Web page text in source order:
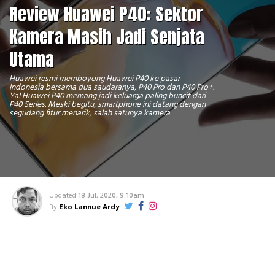
Review Huawei P40: Sektor
Kamera Masih Jadi Senjata
Utama
Huawei resmi memboyong Huawei P40 ke pasar
Indonesia bersama dua saudaranya, P40 Pro dan P40 Pro+.
Ya! Huawei P40 memang jadi keluarga paling buncit dari
P40 Series. Meski begitu, smartphone ini datang dengan
segudang fitur menarik, salah satunya kamera.
Updated 18 Jul, 2020, 9:10am
By Eko Lannue Ardy